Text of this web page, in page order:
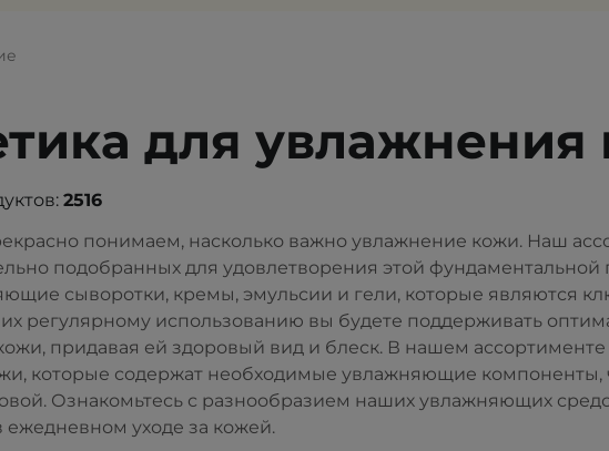
для увлажнения
2516
понимаем, насколько важно увлажнение кожи. Наш
подобранных для удовлетворения этой фундаментальной
сыворотки, кремы, эмульсии и гели, которые являются
регулярному использованию вы будете поддерживать
придавая ей здоровый вид и блеск. В нашем
которые содержат необходимые увлажняющие компоненты,
Ознакомьтесь с разнообразием наших увлажняющих
ежедневном уходе за кожей.